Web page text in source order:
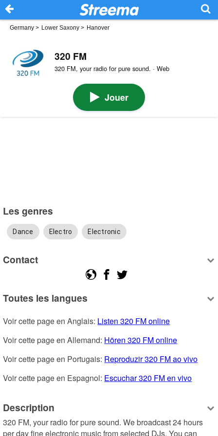
Germany > Lower Saxony > Hanover
320 FM
320 FM, your radio for pure sound. · Web
Jouer
Les genres
Dance Electro Electronic
Contact
Toutes les langues
Voir cette page en Anglais: Listen 320 FM online
Voir cette page en Allemand: Hören 320 FM online
Voir cette page en Portugais: Reproduzir 320 FM ao vivo
Voir cette page en Espagnol: Escuchar 320 FM en vivo
Description
320 FM, your radio for pure sound. We broadcast 24 hours
per day fine electronic music from selected DJs. You can